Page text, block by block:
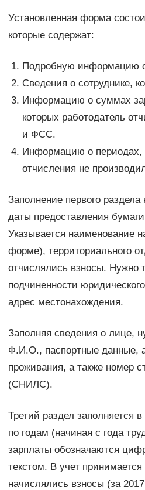
Установленная форма
которые содержат:
Подробную информацию
Сведения о сотруднике,
Информацию о суммах
которых работодатель
и ФСС.
Информацию о периодах,
отчисления не
Заполнение первого раздела
даты предоставления
Указывается наименование
форме), территориального
отчислялись взносы. Нужно
подчиненности
адрес местонахождения.
Заполняя сведения о лице,
Ф.И.О., паспортные данные,
проживания, а также номер
(СНИЛС).
Третий раздел заполняется
по годам (начиная с года
зарплаты обозначаются
текстом. В учет
начислялись взносы (за